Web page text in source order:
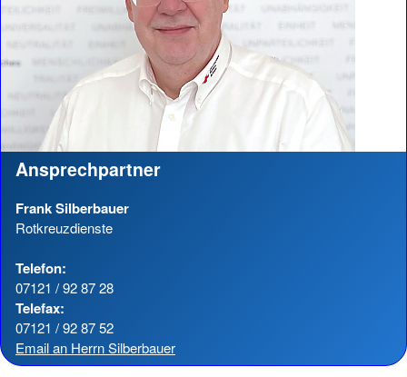
Ansprechpartner
Frank Silberbauer
Rotkreuzdienste
Telefon:
07121 / 92 87 28
Telefax:
07121 / 92 87 52
Email an Herrn Silberbauer